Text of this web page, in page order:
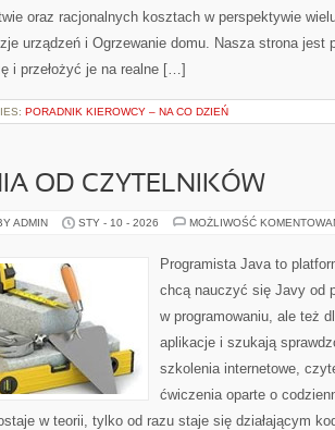
oraz racjonalnych kosztach w perspektywie
urządzeń i Ogrzewanie domu. Nasza strona jest
i przełożyć je na realne […]
PORADNIK KIEROWCY – NA CO DZIEŃ
OD CZYTELNIKÓW
ADMIN STY - 10 - 2026 MOŻLIWOŚĆ
Programista Java to
chcą nauczyć się Javy od
w programowaniu, ale też
aplikacje i szukają
szkolenia internetowe,
ćwiczenia oparte o
w teorii, tylko od razu staje się działającym